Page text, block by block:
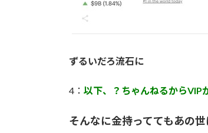
ずるいだろ流石に
4： 以下、？ちゃんねるからVIP
そんなに金持っててもあの